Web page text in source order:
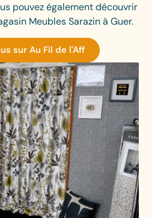
pouvez également découvrir
Meubles Sarazin à Guer.
sur Au Fil de l'Aff